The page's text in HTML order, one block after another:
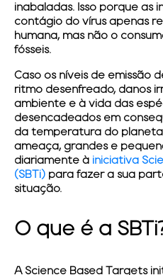
inabaladas. Isso porque as
contágio do vírus apenas
humana, mas não o
fósseis.
Caso os níveis de emissão
ritmo desenfreado, danos
ambiente e à vida das
desencadeados em
da temperatura do
ameaça, grandes e
diariamente à iniciativa
(SBTi) para fazer a sua
situação.
O que é a
A Science Based Targets